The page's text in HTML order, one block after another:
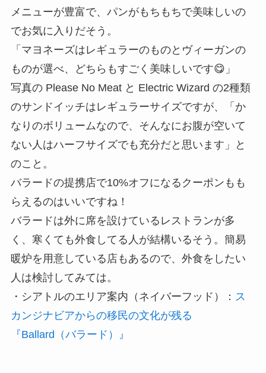
メニューが豊富で、パンがもちもちで美味しいの
でお気に入りだそう。
「マヨネーズはレギュラーのものとヴィーガンの
ものが選べ、どちらもすごく美味しいです😋」
写真の Please No Meat と Electric Wizard の2種類
のサンドイッチはレギュラーサイズですが、「か
なりのボリュームなので、そんなにお腹が空いて
ない人はハーフサイズでも充分だと思います」と
のこと。
バラードの提携店で10%オフになるクーポンもも
らえるのはいいですね！
バラードは外に席を設けているレストランが多
く、寒くても外食してる人が結構いるそう。簡易
暖炉を用意している店もあるので、外食をしたい
人は検討してみては。
・シアトルのエリア案内（ネイバーフッド）： ス
カンジナビアからの移民の文化が残る
『Ballard（バラード）』